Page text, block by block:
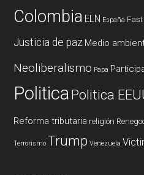
Colombia ELN España
Justicia de paz Medio
Neoliberalismo Papa
PoliticaPolitica
Reforma tributaria religión
Terrorismo Trump Venezuela